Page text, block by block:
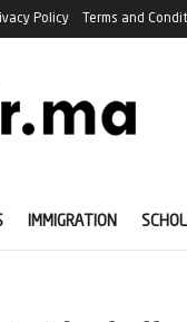
Policy Terms and
IMMIGRATION